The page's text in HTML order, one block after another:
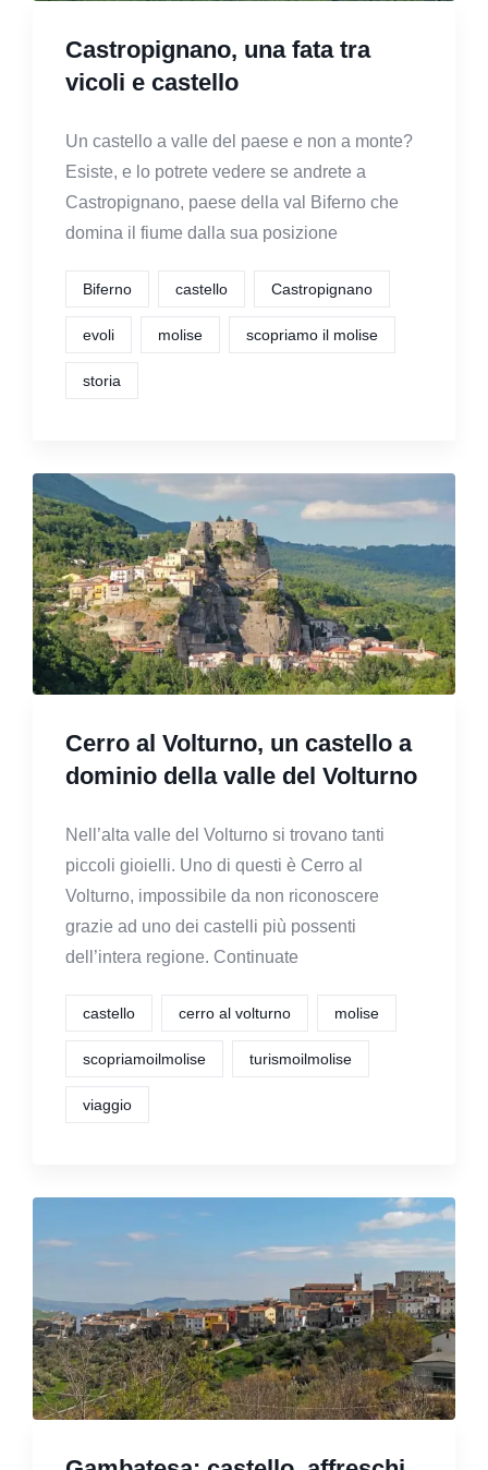
Castropignano, una fata tra
vicoli e castello
Un castello a valle del paese e non a monte?
Esiste, e lo potrete vedere se andrete a
Castropignano, paese della val Biferno che
domina il fiume dalla sua posizione
Biferno castello Castropignano
evoli molise scopriamo il molise
storia
Cerro al Volturno, un castello a
dominio della valle del Volturno
Nell’alta valle del Volturno si trovano tanti
piccoli gioielli. Uno di questi è Cerro al
Volturno, impossibile da non riconoscere
grazie ad uno dei castelli più possenti
dell’intera regione. Continuate
castello cerro al volturno molise
scopriamoilmolise turismoilmolise
viaggio